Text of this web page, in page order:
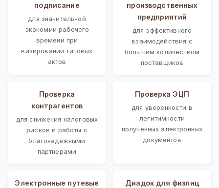
подписание
для значительной
экономии рабочего
времени при
визировании типовых
актов
производственных
предприятий
для эффективного
взаимодействия с
большим количеством
поставщиков
Проверка
контрагентов
для снижения налоговых
рисков и работы с
благонадежными
партнерами
Проверка ЭЦП
для уверенности в
легитимности
полученных электронных
документов
Электронные путевые
Диадок для физлиц